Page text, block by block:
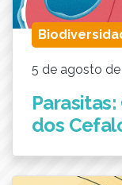
5 de agosto
dos